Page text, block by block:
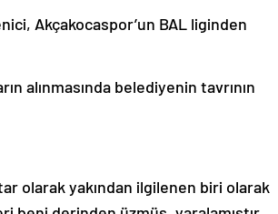
Akçakocaspor’un BAL liginden
alınmasında belediyenin tavrının
olarak yakından ilgilenen biri olarak